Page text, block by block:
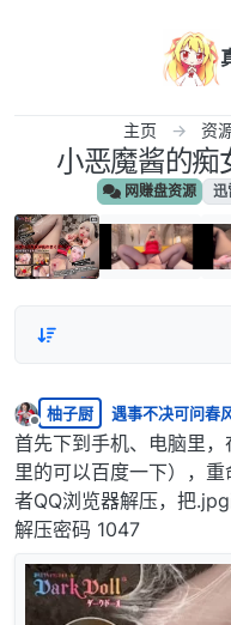
主页 资
小恶魔酱的痴
网赚盘资源 迅
离线
柚子厨 遇事不决可问春
首先下到手机、电脑里
里的可以百度一下），
者QQ浏览器解压，把
解压密码 1047